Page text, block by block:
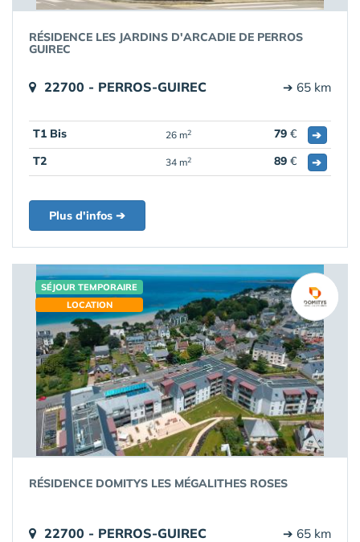
RÉSIDENCE LES JARDINS D'ARCADIE DE PERROS
GUIREC
22700 - PERROS-GUIREC ➔ 65 km
T1 Bis 26 m2 79 €
➔
T2
34 m2 89 € ➔
Plus d'infos ➔
SÉJOUR TEMPORAIRE
LOCATION
RÉSIDENCE DOMITYS LES MÉGALITHES ROSES
22700 - PERROS-GUIREC ➔ 65 km